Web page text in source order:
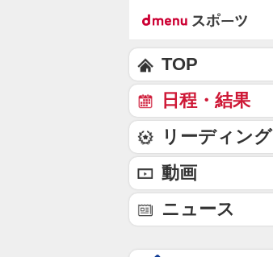
TOP
日程・結果
リーディング
動画
ニュース